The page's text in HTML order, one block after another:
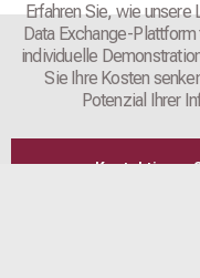
Erfahren Sie, wie
Data Exchange-
individuelle
Sie Ihre Kosten
Potenzial Ihrer
Kontaktieren